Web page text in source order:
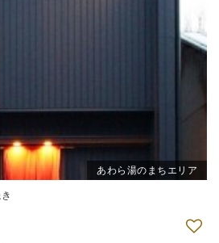
あわら湯のまちエリア